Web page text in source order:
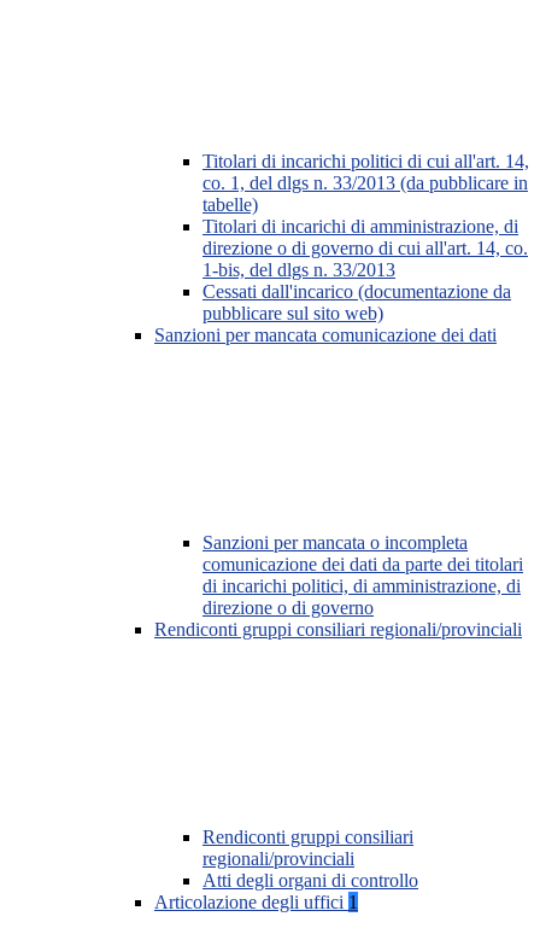
Titolari di incarichi politici di cui all'art. 14,
co. 1, del dlgs n. 33/2013 (da pubblicare in
tabelle)
Titolari di incarichi di amministrazione, di
direzione o di governo di cui all'art. 14, co.
1-bis, del dlgs n. 33/2013
Cessati dall'incarico (documentazione da
pubblicare sul sito web)
Sanzioni per mancata comunicazione dei dati
Sanzioni per mancata o incompleta
comunicazione dei dati da parte dei titolari
di incarichi politici, di amministrazione, di
direzione o di governo
Rendiconti gruppi consiliari regionali/provinciali
Rendiconti gruppi consiliari
regionali/provinciali
Atti degli organi di controllo
Articolazione degli uffici 1